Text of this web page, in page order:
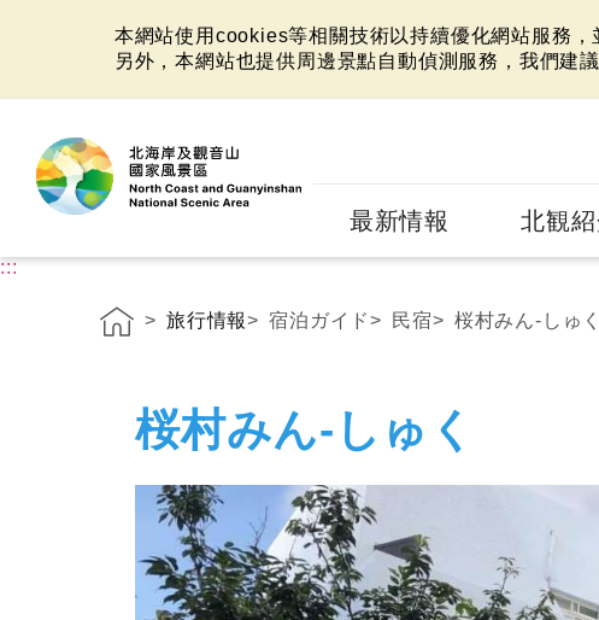
本網站使用cookies等相關技術以持續優化網站服務
另外，本網站也提供周邊景點自動偵測服務，我們建
最新情報 北観
:::
旅行情報 宿泊ガイド 民宿 桜村みん‐しゅく
桜村みん‐しゅく